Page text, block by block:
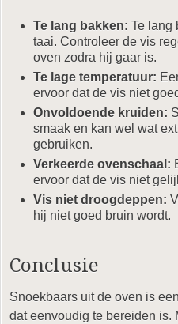
Te lang bakken: Te lang
taai. Controleer de vis
oven zodra hij gaar is.
Te lage temperatuur:
ervoor dat de vis niet
Onvoldoende kruiden:
smaak en kan wel wat
gebruiken.
Verkeerde ovenschaal:
ervoor dat de vis niet
Vis niet droogdeppen:
hij niet goed bruin wordt.
Conclusie
Snoekbaars uit de oven is
dat eenvoudig te bereiden is.